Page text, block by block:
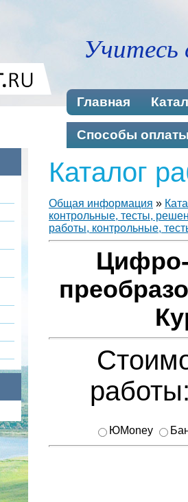
Учитесь
Главная
Способы
Каталог
Общая информация »
контрольные, тесты,
работы, контрольные,
ЮMoney